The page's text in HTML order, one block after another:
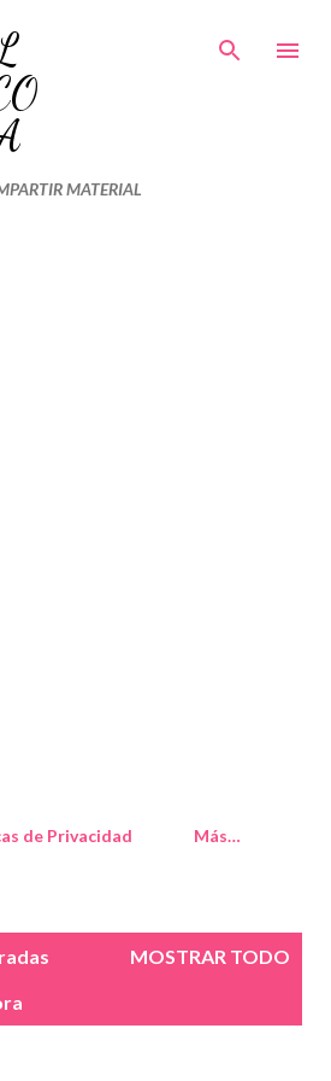
contenido principal
MATERIAL
de Privacidad Más…
MOSTRAR TODO